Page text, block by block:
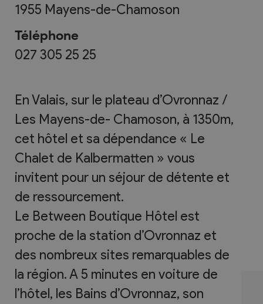
1955 Mayens-de-Chamoson
Téléphone
027 305 25 25
En Valais, sur le plateau d’Ovronnaz /
Les Mayens-de- Chamoson, à 1350m,
cet hôtel et sa dépendance « Le
Chalet de Kalbermatten » vous
invitent pour un séjour de détente et
de ressourcement.
Le Between Boutique Hôtel est
proche de la station d’Ovronnaz et
des nombreux sites remarquables de
la région. A 5 minutes en voiture de
l’hôtel, les Bains d’Ovronnaz, son